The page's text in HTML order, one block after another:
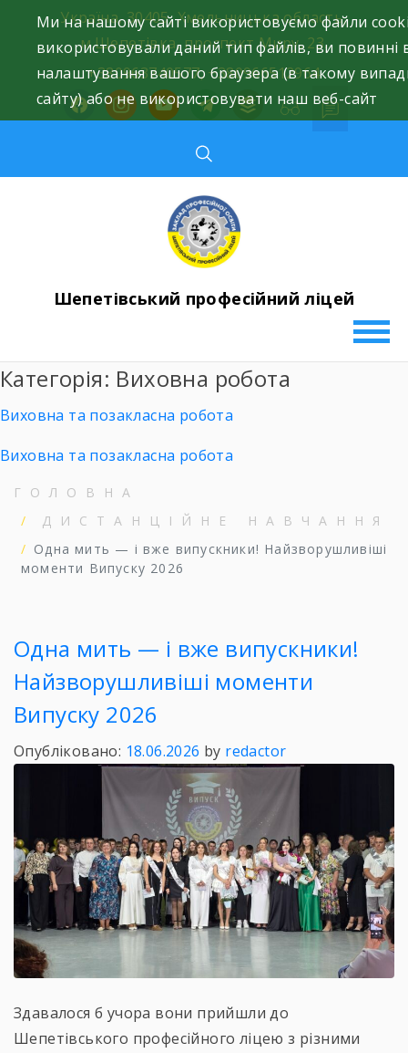
Україна, 30405, Хмельницька область,
м.Шепетівка, проспект Миру, 23.
+380963740577, +380966512964
facebookinstagramyoutubetelegram
buffer
Шепетівський професійний ліцей
Категорія: Виховна робота
Виховна та позакласна робота
Виховна та позакласна робота
ГОЛОВНА
ДИСТАНЦІЙНЕ НАВЧАННЯ
Одна мить — і вже випускники! Найзворушливіші
моменти Випуску 2026
Одна мить — і вже випускники!
Найзворушливіші моменти
Випуску 2026
Опубліковано: 18.06.2026 by redactor
Здавалося б учора вони прийшли до
Шепетівського професійного ліцею з різними
Ми на нашому сайті використовуємо файли
використовували даний тип файлів, ви
налаштування вашого браузера (в такому
сайту) або не використовувати наш веб-сайт